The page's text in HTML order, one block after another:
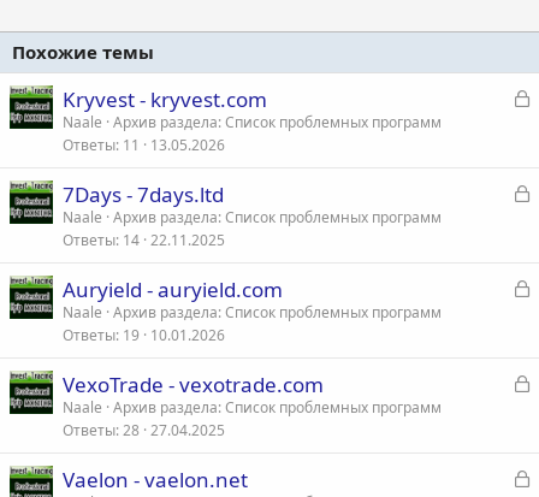
Похожие темы
З
Kryvest - kryvest.com
Naale Архив раздела: Список проблемных программ
Ответы 11 13.05.2026
З
7Days - 7days.ltd
Naale Архив раздела: Список проблемных программ
Ответы 14 22.11.2025
З
Auryield - auryield.com
Naale Архив раздела: Список проблемных программ
Ответы 19 10.01.2026
З
VexoTrade - vexotrade.com
Naale Архив раздела: Список проблемных программ
Ответы 28 27.04.2025
З
Vaelon - vaelon.net